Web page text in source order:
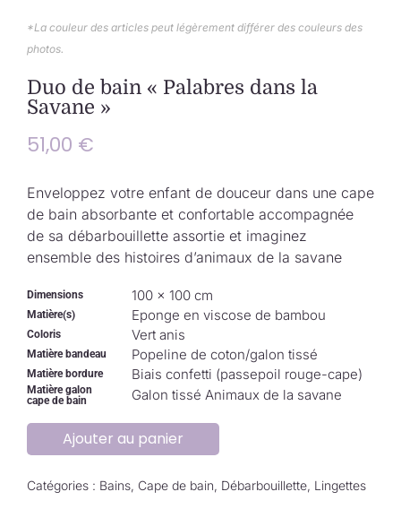
*La couleur des articles peut légèrement différer des couleurs des
photos.
Duo de bain « Palabres dans la
Savane »
51,00 €
Enveloppez votre enfant de douceur dans une cape
de bain absorbante et confortable accompagnée
de sa débarbouillette assortie et imaginez
ensemble des histoires d’animaux de la savane
Dimensions 100 × 100 cm
Matière(s) Eponge en viscose de bambou
Coloris Vert anis
Matière bandeau Popeline de coton/galon tissé
Matière bordure Biais confetti (passepoil rouge-cape)
Matière galon
cape de bain
Galon tissé Animaux de la savane
Ajouter au panier
Catégories : Bains, Cape de bain, Débarbouillette, Lingettes